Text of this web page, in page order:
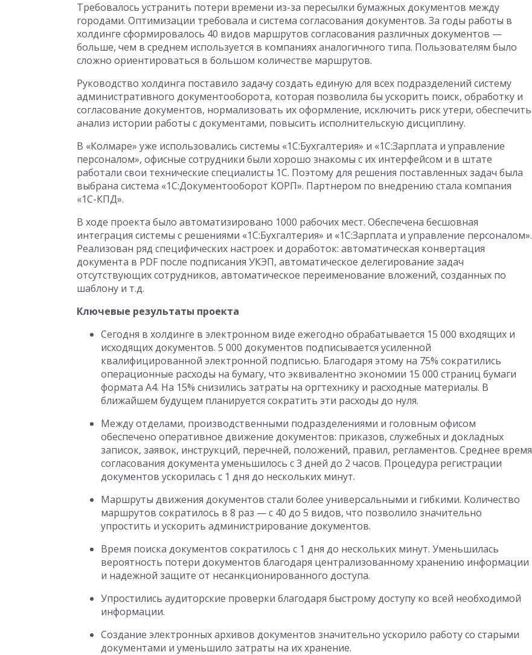
Требовалось устранить потери времени из-за пересылки бумажных документов между
городами. Оптимизации требовала и система согласования документов. За годы работы в
холдинге сформировалось 40 видов маршрутов согласования различных документов —
больше, чем в среднем используется в компаниях аналогичного типа. Пользователям было
сложно ориентироваться в большом количестве маршрутов.
Руководство холдинга поставило задачу создать единую для всех подразделений систему
административного документооборота, которая позволила бы ускорить поиск, обработку и
согласование документов, нормализовать их оформление, исключить риск утери, обеспечить
анализ истории работы с документами, повысить исполнительскую дисциплину.
В «Колмаре» уже использовались системы «1С:Бухгалтерия» и «1С:Зарплата и управление
персоналом», офисные сотрудники были хорошо знакомы с их интерфейсом и в штате
работали свои технические специалисты 1С. Поэтому для решения поставленных задач была
выбрана система «1С:Документооборот КОРП». Партнером по внедрению стала компания
«1С-КПД».
В ходе проекта было автоматизировано 1000 рабочих мест. Обеспечена бесшовная
интеграция системы с решениями «1С:Бухгалтерия» и «1С:Зарплата и управление персоналом».
Реализован ряд специфических настроек и доработок: автоматическая конвертация
документа в PDF после подписания УКЭП, автоматическое делегирование задач
отсутствующих сотрудников, автоматическое переименование вложений, созданных по
шаблону и т.д.
Ключевые результаты проекта
Сегодня в холдинге в электронном виде ежегодно обрабатывается 15 000 входящих и
исходящих документов. 5 000 документов подписывается усиленной
квалифицированной электронной подписью. Благодаря этому на 75% сократились
операционные расходы на бумагу, что эквивалентно экономии 15 000 страниц бумаги
формата А4. На 15% снизились затраты на оргтехнику и расходные материалы. В
ближайшем будущем планируется сократить эти расходы до нуля.
Между отделами, производственными подразделениями и головным офисом
обеспечено оперативное движение документов: приказов, служебных и докладных
записок, заявок, инструкций, перечней, положений, правил, регламентов. Среднее время
согласования документа уменьшилось с 3 дней до 2 часов. Процедура регистрации
документов ускорилась с 1 дня до нескольких минут.
Маршруты движения документов стали более универсальными и гибкими. Количество
маршрутов сократилось в 8 раз — с 40 до 5 видов, что позволило значительно
упростить и ускорить администрирование документов.
Время поиска документов сократилось с 1 дня до нескольких минут. Уменьшилась
вероятность потери документов благодаря централизованному хранению информации
и надежной защите от несанкционированного доступа.
Упростились аудиторские проверки благодаря быстрому доступу ко всей необходимой
информации.
Создание электронных архивов документов значительно ускорило работу со старыми
документами и уменьшило затраты на их хранение.